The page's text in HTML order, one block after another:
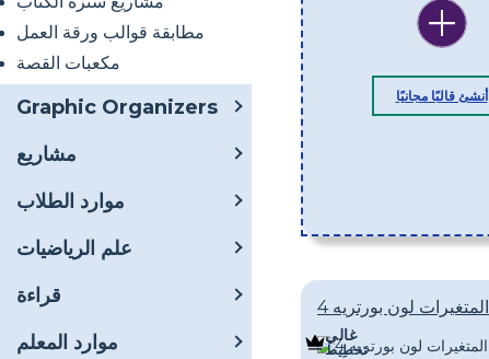
مطابقة قوالب ورقة العمل
مكعبات القصة
Graphic Organizers
مشاريع
موارد الطلاب
علم الرياضيات
قراءة
موارد المعلم
أنشئ قالبًا مجانيًا
المتغيرات لون بورتريه 4
غالي
تَخطِيط